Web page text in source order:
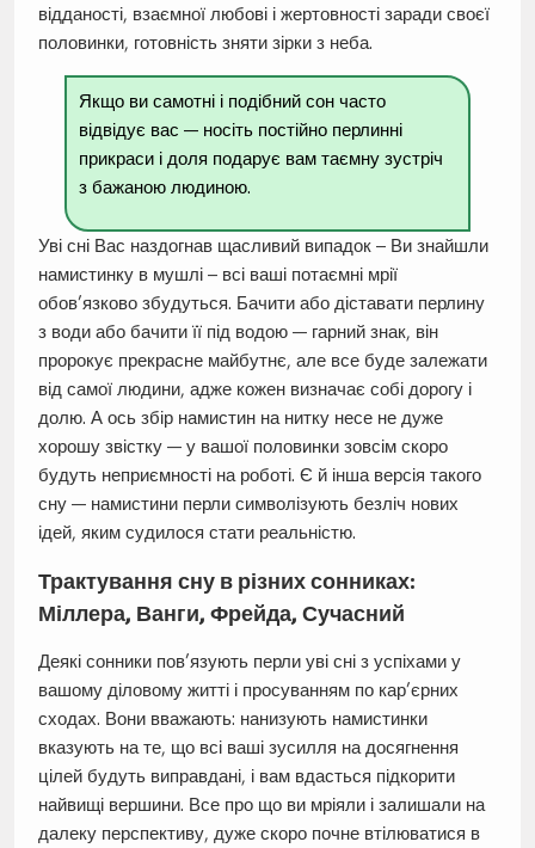
відданості, взаємної любові і жертовності заради своєї
половинки, готовність зняти зірки з неба.
Якщо ви самотні і подібний сон часто
відвідує вас — носіть постійно перлинні
прикраси і доля подарує вам таємну зустріч
з бажаною людиною.
Уві сні Вас наздогнав щасливий випадок – Ви знайшли
намистинку в мушлі – всі ваші потаємні мрії
обов’язково збудуться. Бачити або діставати перлину
з води або бачити її під водою — гарний знак, він
пророкує прекрасне майбутнє, але все буде залежати
від самої людини, адже кожен визначає собі дорогу і
долю. А ось збір намистин на нитку несе не дуже
хорошу звістку — у вашої половинки зовсім скоро
будуть неприємності на роботі. Є й інша версія такого
сну — намистини перли символізують безліч нових
ідей, яким судилося стати реальністю.
Трактування сну в різних сонниках:
Міллера, Ванги, Фрейда, Сучасний
Деякі сонники пов’язують перли уві сні з успіхами у
вашому діловому житті і просуванням по кар’єрних
сходах. Вони вважають: нанизують намистинки
вказують на те, що всі ваші зусилля на досягнення
цілей будуть виправдані, і вам вдасться підкорити
найвищі вершини. Все про що ви мріяли і залишали на
далеку перспективу, дуже скоро почне втілюватися в